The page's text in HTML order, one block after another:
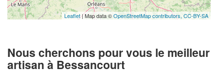
Leaflet| Map data ©OpenStreetMap contributors, CC-BY-SA
Nous cherchons pour vous le meilleur
artisan à Bessancourt